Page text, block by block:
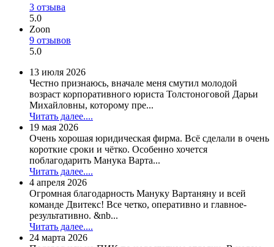
3 отзыва
5.0
Zoon
9 отзывов
5.0
13 июля 2026
Честно признаюсь, вначале меня смутил молодой
возраст корпоративного юриста Толстоноговой Дарьи
Михайловны, которому пре...
Читать далее....
19 мая 2026
Очень хорошая юридическая фирма. Всё сделали в очень
короткие сроки и чётко. Особенно хочется
поблагодарить Манука Варта...
Читать далее....
4 апреля 2026
Огромная благодарность Мануку Вартаняну и всей
команде Двитекс! Все четко, оперативно и главное-
результативно. &nb...
Читать далее....
24 марта 2026